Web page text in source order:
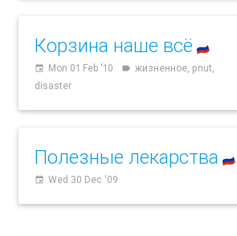
Корзина наше всё 🇷🇺
event Mon 01 Feb '10 label жизненное, pnut,
disaster
Полезные лекарства 🇷🇺
event Wed 30 Dec '09